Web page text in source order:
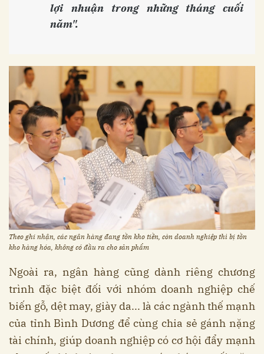
lợi nhuận trong những tháng cuối
năm".
Theo ghi nhận, các ngân hàng đang tồn kho tiền, còn doanh nghiệp thì bị tồn
kho hàng hóa, không có đầu ra cho sản phẩm
Ngoài ra, ngân hàng cũng dành riêng chương
trình đặc biệt đối với nhóm doanh nghiệp chế
biến gỗ, dệt may, giày da... là các ngành thế mạnh
của tỉnh Bình Dương để cùng chia sẻ gánh nặng
tài chính, giúp doanh nghiệp có cơ hội đẩy mạnh